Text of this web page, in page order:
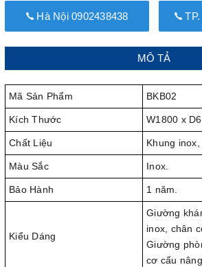
Hà Nội 0902438438
MÔ TẢ
Mã Sản Phẩm BKB02
Kích Thước W1800 x
Chất Liệu Khung
Màu Sắc Inox.
Bảo Hành 1 năm.
Kiểu Dáng
Giường
inox, chân
Giường
cơ cấu